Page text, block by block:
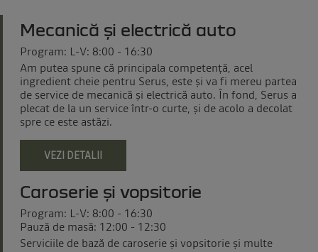
Mecanică și electrică auto
Program: L-V: 8:00 - 16:30
Am putea spune că principala competență, acel
ingredient cheie pentru Serus, este și va fi mereu partea
de service de mecanică și electrică auto. În fond, Serus a
plecat de la un service într-o curte, și de acolo a decolat
spre ce este astăzi.
VEZI DETALII
Caroserie și vopsitorie
Program: L-V: 8:00 - 16:30
Pauză de masă: 12:00 - 12:30
Serviciile de bază de caroserie și vopsitorie și multe